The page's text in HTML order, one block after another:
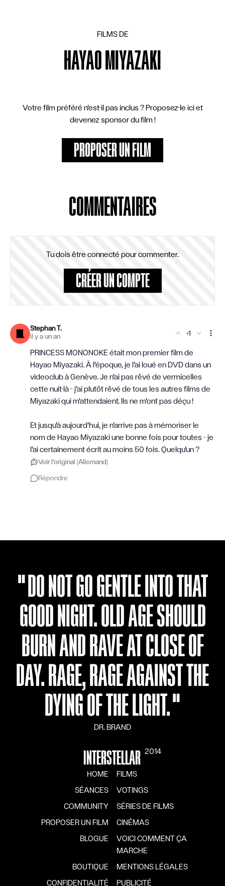
FILMS DE
HAYAO MIYAZAKI
LUPIN THE THIRD: THE CASTLE OF CAGLIOSTRO
Votre film préféré n'est-il pas inclus ? Proposez-le ici et
devenez sponsor du film !
PROPOSER UN FILM
COMMENTAIRES
Tu dois être connecté pour commenter.
CRÉER UN COMPTE
Stephan T.
il y a un an
+1
PRINCESS MONONOKE était mon premier film de
Hayao Miyazaki. À l'époque, je l'ai loué en DVD dans un
videoclub à Genève. Je n'ai pas rêvé de vermicelles
cette nuit-là – j'ai plutôt rêvé de tous les autres films de
Miyazaki qui m'attendaient. Ils ne m'ont pas déçu !
Et jusqu'à aujourd'hui, je n'arrive pas à mémoriser le
nom de Hayao Miyazaki une bonne fois pour toutes – je
l'ai certainement écrit au moins 50 fois. Quelqu'un ?
Voir l’original (Allemand)
Répondre
"DO NOT GO GENTLE INTO THAT
GOOD NIGHT. OLD AGE SHOULD
BURN AND RAVE AT CLOSE OF
DAY. RAGE, RAGE AGAINST THE
DYING OF THE LIGHT."
DR. BRAND
INTERSTELLAR 2014
HOME
FILMS
SÉANCES
VOTINGS
COMMUNITY
SÉRIES DE FILMS
PROPOSER UN FILM
CINÉMAS
BLOGUE
VOICI COMMENT ÇA
MARCHE
BOUTIQUE
MENTIONS LÉGALES
CONFIDENTIALITÉ
PUBLICITÉ